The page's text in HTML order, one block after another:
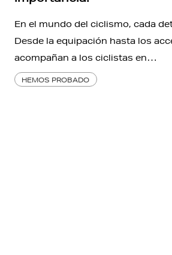
En el mundo del ciclismo, cada
Desde la equipación hasta los
acompañan a los ciclistas en…
HEMOS PROBADO